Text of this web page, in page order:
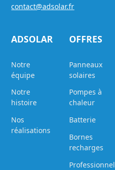
contact@adsolar.fr
ADSOLAR
Notre
équipe
Notre
histoire
Nos
réalisations
OFFRES
Panneaux
solaires
Pompes à
chaleur
Batterie
Bornes
recharges
Professionnel